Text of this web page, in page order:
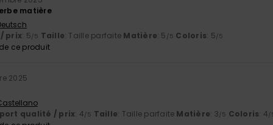
matière
prix: 5/5 Taille: Taille parfaite Matière: 5 /5 Coloris: 5/5
ce produit
2025
qualité / prix: 4/5 Taille: Taille parfaite Matière: 3/5 Coloris: 4/